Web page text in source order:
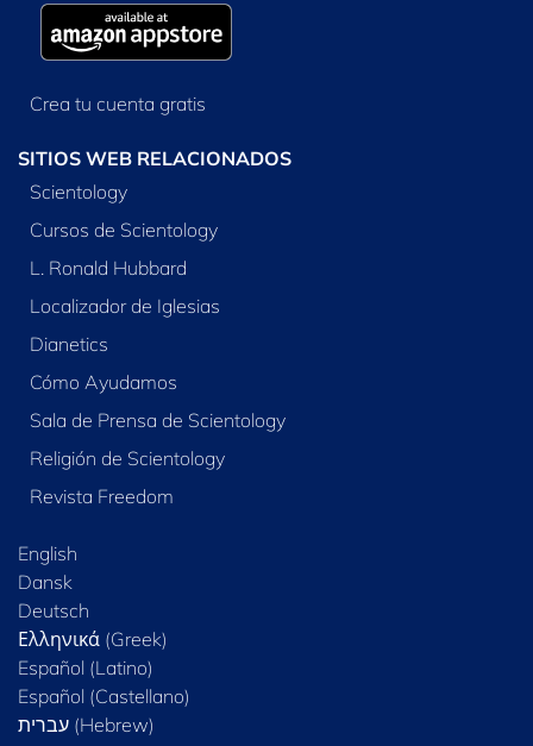
Crea tu cuenta gratis
SITIOS WEB RELACIONADOS
Scientology
Cursos de Scientology
L. Ronald Hubbard
Localizador de Iglesias
Dianetics
Cómo Ayudamos
Sala de Prensa de Scientology
Religión de Scientology
Revista Freedom
English
Dansk
Deutsch
Ελληνικά (Greek)
Español (Latino)
Español (Castellano)